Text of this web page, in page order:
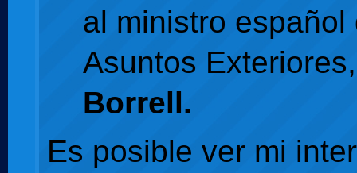
al ministro español
Asuntos
Borrell.
Es posible ver mi